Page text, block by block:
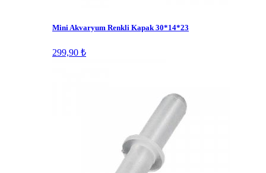
Mini Akvaryum Renkli Kapak 30*14*23
299,90 ₺